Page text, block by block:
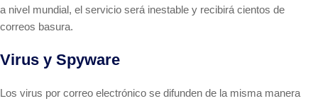
a nivel mundial, el servicio será inestable y recibirá cientos de
correos basura.
Virus y Spyware
Los virus por correo electrónico se difunden de la misma manera